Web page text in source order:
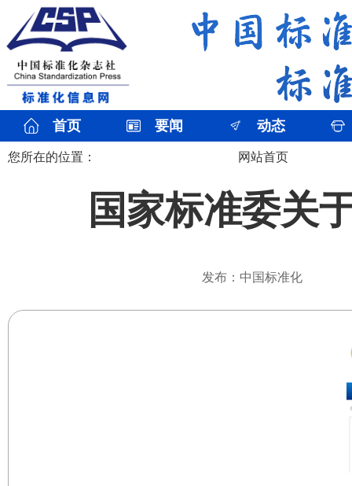
首页 要闻 动态
您所在的位置： 网站首页
国家标准委关
发布：中国标准化